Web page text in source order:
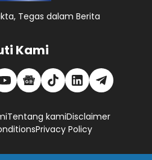
Tegas dalam Berita
Kami
Tentang kamiDisclaimer
Privacy Policy